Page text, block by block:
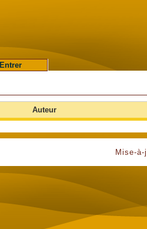
Entrer
Auteur
Mise-